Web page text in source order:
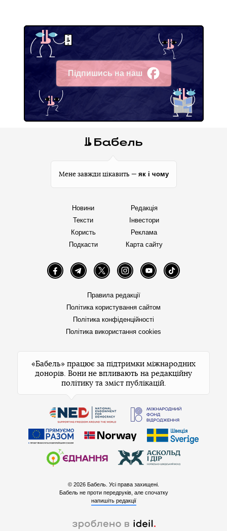
Підпишись на наш
Facebook
Мене завжди цікавить — як і чому
Новини
Тексти
Користь
Подкасти
Редакція
Інвестори
Реклама
Карта сайту
FacebookTelegramTwitter InstagramYouTube TikTok
Правила редакції
Політика користування сайтом
Політика конфіденційності
Політика використання cookies
«Бабель» працює за підтримки міжнародних
донорів. Вони не впливають на редакційну
політику та зміст публікацій.
© 2026 Бабель. Усі права захищені.
Бабель не проти передруків, але спочатку
напишіть редакції